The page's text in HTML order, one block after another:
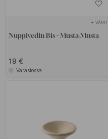
+ VÄRIT
Nuppivedin Bis - Musta/Musta
19 €
Varastossa